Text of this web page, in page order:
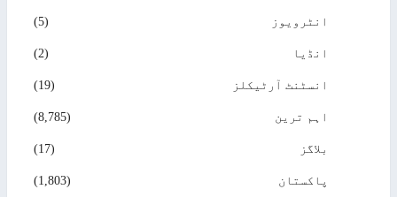
انٹرویوز (5)
انڈیا (2)
انسٹنٹ آرٹیکلز (19)
اہم ترین (8,785)
بلاگز (17)
پاکستان (1,803)